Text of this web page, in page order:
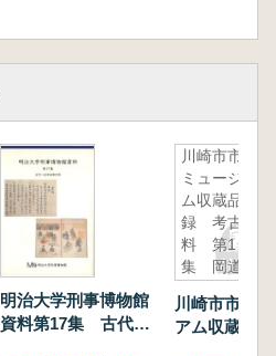
明治大学刑事博物館
資料第17集 古代〜
川崎市市民
ミュージア
ム収蔵品目
録 考古資
料 第1
集 岡道孝
ン
川崎市市民
アム収蔵品